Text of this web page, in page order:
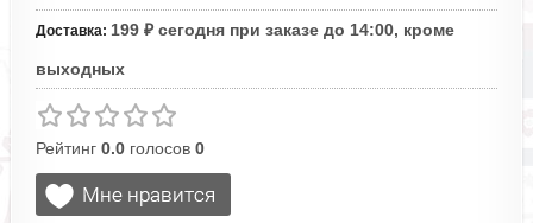
Доставка: 199 ₽ сегодня при заказе до 14:00, кроме
выходных
Рейтинг 0.0голосов 0